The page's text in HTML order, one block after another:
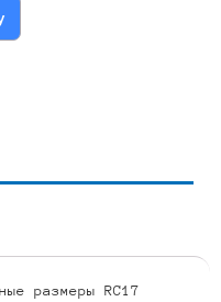
размеры RC17